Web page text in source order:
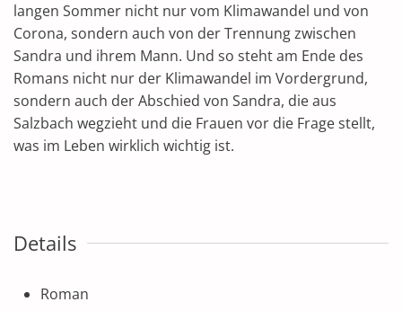
langen Sommer nicht nur vom Klimawandel und von
Corona, sondern auch von der Trennung zwischen
Sandra und ihrem Mann. Und so steht am Ende des
Romans nicht nur der Klimawandel im Vordergrund,
sondern auch der Abschied von Sandra, die aus
Salzbach wegzieht und die Frauen vor die Frage stellt,
was im Leben wirklich wichtig ist.
Details
Roman